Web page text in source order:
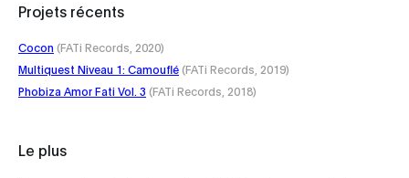
Projets récents
Cocon (FATi Records, 2020)
Multiquest Niveau 1: Camouflé (FATi Records, 2019)
Phobiza Amor Fati Vol. 3 (FATi Records, 2018)
Le plus